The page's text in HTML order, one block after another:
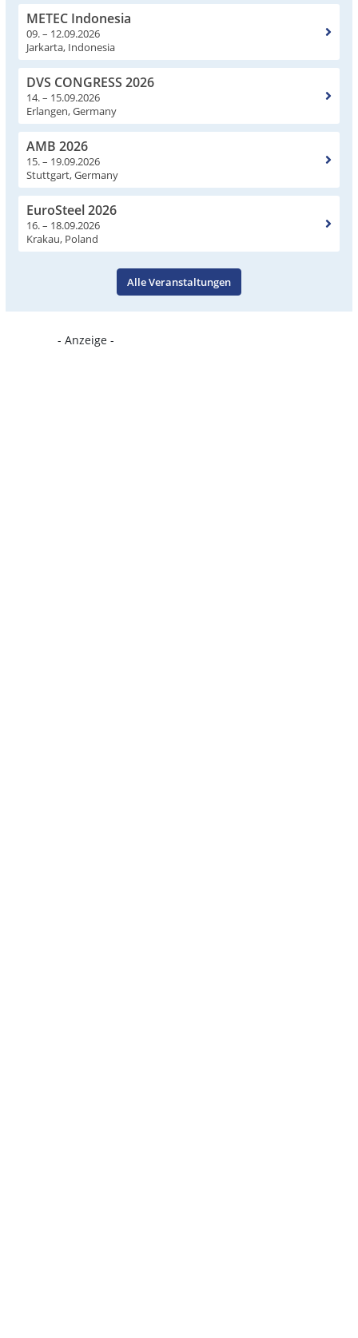
METEC Indonesia
09. – 12.09.2026
Jarkarta, Indonesia
DVS CONGRESS 2026
14. – 15.09.2026
Erlangen, Germany
AMB 2026
15. – 19.09.2026
Stuttgart, Germany
EuroSteel 2026
16. – 18.09.2026
Krakau, Poland
Alle Veranstaltungen
- Anzeige -